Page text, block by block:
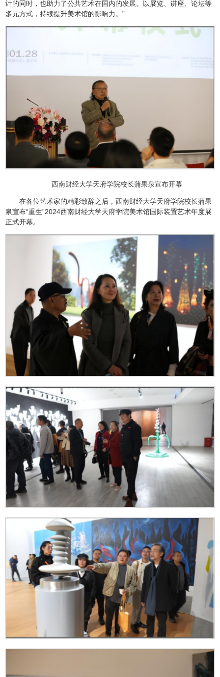
计的同时，也助力了公共艺术在国内的发展。以展览、讲座、论坛等
多元方式，持续提升美术馆的影响力。”
西南财经大学天府学院校长蒲果泉宣布开幕
在各位艺术家的精彩致辞之后，西南财经大学天府学院校长蒲果
泉宣布“重生”2024西南财经大学天府学院美术馆国际装置艺术年度展
正式开幕。